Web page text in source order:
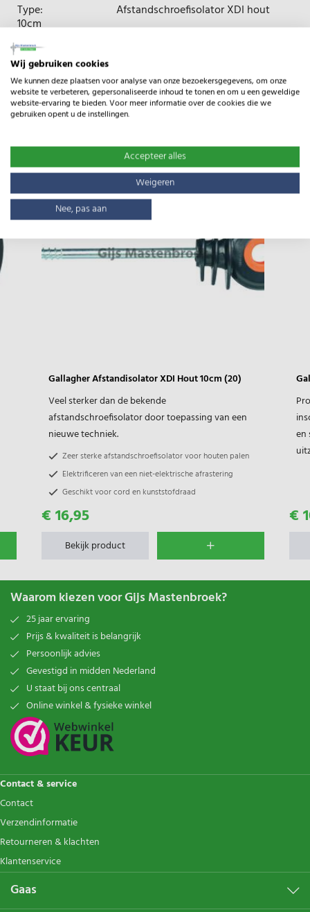
Type: Afstandschroefisolator XDI hout
10cm
Gewicht:
Gerelateerde producten
Gallagher Afstandisolator XDI Hout 10cm (20)
Veel sterker dan de bekende
afstandschroefisolator door toepassing van een
nieuwe techniek.
Zeer sterke afstandschroefisolator voor houten palen
Elektrificeren van een niet-elektrische afrastering
Geschikt voor cord en kunststofdraad
€ 16,95
Bekijk product
en
€
Waarom kiezen voor Gijs Mastenbroek?
25 jaar ervaring
Prijs & kwaliteit is belangrijk
Persoonlijk advies
Gevestigd in midden Nederland
U staat bij ons centraal
Online winkel & fysieke winkel
Contact & service
Contact
Verzendinformatie
Retourneren & klachten
Klantenservice
Gaas
Wij gebruiken cookies
We kunnen deze plaatsen voor analyse van onze bezoekersgegevens, om onze
website te verbeteren, gepersonaliseerde inhoud te tonen en om u een geweldige
website-ervaring te bieden. Voor meer informatie over de cookies die we
gebruiken opent u de instellingen.
Accepteer alles
Weigeren
Nee, pas aan